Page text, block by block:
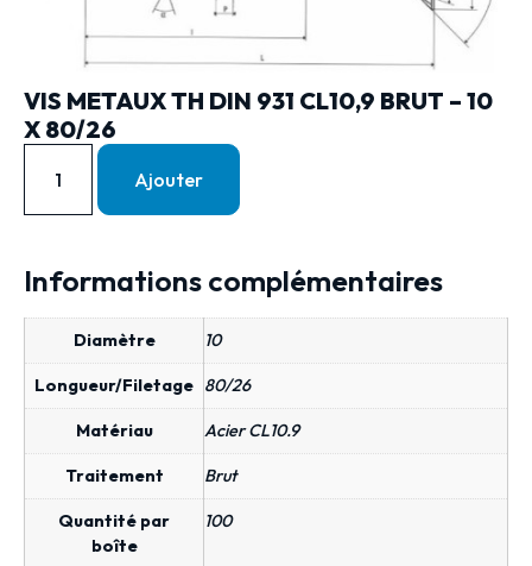
VIS METAUX TH DIN 931 CL10,9 BRUT – 10
X 80/26
Ajouter
Informations complémentaires
Diamètre 10
Longueur/Filetage 80/26
Matériau Acier CL10.9
Traitement Brut
Quantité par
boîte
100